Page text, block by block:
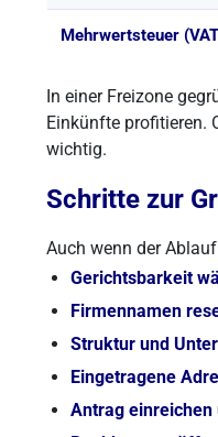
Mehrwertsteuer
In einer Freizone
Einkünfte profitieren.
wichtig.
Schritte zur
Auch wenn der
Gerichtsbarkeit
Firmennamen
Struktur und
Eingetragene
Antrag